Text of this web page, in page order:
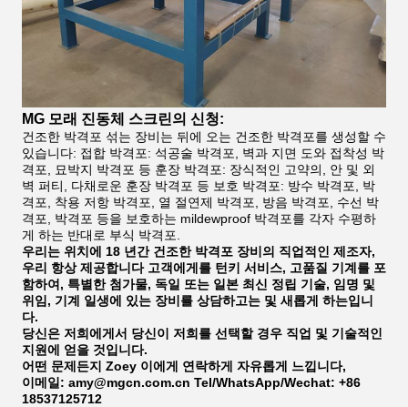
MG 모래 진동체 스크린의 신청:
건조한 박격포 섞는 장비는 뒤에 오는 건조한 박격포를 생성할 수
있습니다: 접합 박격포: 석공술 박격포, 벽과 지면 도와 접착성 박
격포, 묘박지 박격포 등 훈장 박격포: 장식적인 고약의, 안 및 외
벽 퍼티, 다채로운 훈장 박격포 등 보호 박격포: 방수 박격포, 박
격포, 착용 저항 박격포, 열 절연제 박격포, 방음 박격포, 수선 박
격포, 박격포 등을 보호하는 mildewproof 박격포를 각자 수평하
게 하는 반대로 부식 박격포.
우리는 위치에 18 년간 건조한 박격포 장비의 직업적인 제조자,
우리 항상 제공합니다 고객에게를 턴키 서비스, 고품질 기계를 포
함하여, 특별한 첨가물, 독일 또는 일본 최신 정립 기술, 임명 및
위임, 기계 일생에 있는 장비를 상담하고는 및 새롭게 하는입니
다.
당신은 저희에게서 당신이 저희를 선택할 경우 직업 및 기술적인
지원에 얻을 것입니다.
어떤 문제든지 Zoey 이에게 연락하게 자유롭게 느낍니다,
이메일: amy@mgcn.com.cn Tel/WhatsApp/Wechat: +86
18537125712